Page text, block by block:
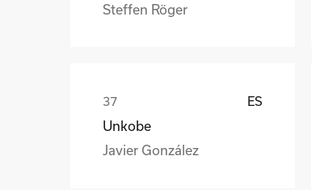
Steffen Röger
ES
Unkobe
Javier González